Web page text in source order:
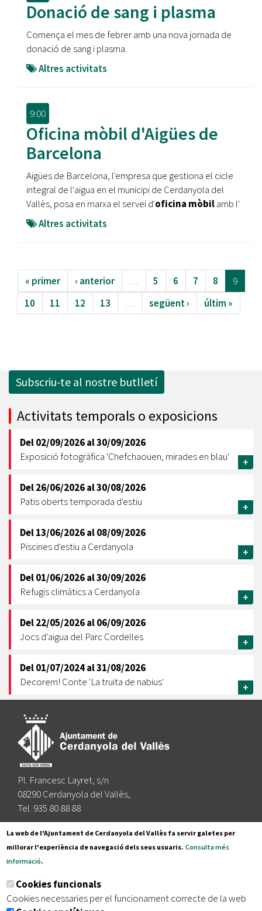
Donació de sang i plasma
Comença el mes de febrer amb una nova jornada de
donació de sang i plasma.
Altres activitats
9:00
Oficina mòbil d'Aigües de
Barcelona
Aigües de Barcelona, l'empresa que gestiona el cicle
integral de l'aigua en el municipi de Cerdanyola del
Vallès, posa en marxa el servei d'oficina mòbilamb l'
Altres activitats
« primer ‹ anterior … 5 6 7 8
9
10
11 12 13 … següent › últim »
Subscriu-te al nostre butlletí
Activitats temporals o exposicions
Del02/09/2026al30/09/2026
Exposició fotogràfica 'Chefchaouen, mirades en blau'
+
Del26/06/2026al30/08/2026
Patis oberts temporada d'estiu
+
Del13/06/2026al08/09/2026
Piscines d'estiu a Cerdanyola
+
Del01/06/2026al30/09/2026
Refugis climàtics a Cerdanyola
+
Del22/05/2026al06/09/2026
Jocs d'aigua del Parc Cordelles
+
Del01/07/2024al31/08/2026
Decorem! Conte 'La truita de nabius'
+
Pl. Francesc Layret, s/n
08290 Cerdanyola del Vallès,
Tel. 935 80 88 88
Segueix-nos a:
Subscriu-te al nostre butlletí
La web de l'Ajuntament de Cerdanyola del Vallès fa servir galetes per
millorar l'experiència de navegació dels seus usuaris. Consulta més
informació.
Cookies funcionals
Cookies necessaries per el funcionament correcte de la web